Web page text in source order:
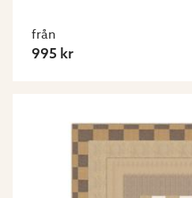
från
995 kr